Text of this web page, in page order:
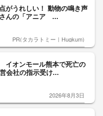
がうれしい！ 動物の鳴き声
んの「アニア ...
PR(タカラトミー｜Hugkum)
イオンモール熊本で死亡の
会社の指示受け...
2026年8月3日